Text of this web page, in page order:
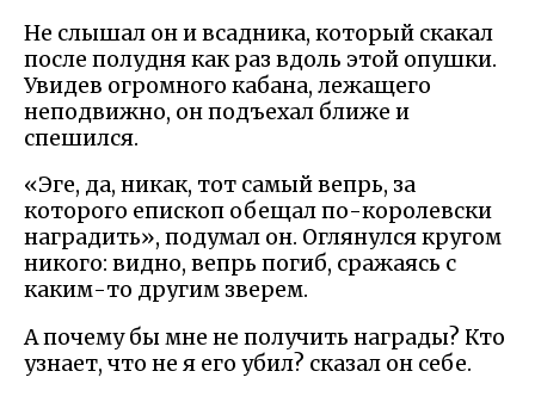
Не слышал он и всадника, который скакал
после полудня как раз вдоль этой опушки.
Увидев огромного кабана, лежащего
неподвижно, он подъехал ближе и
спешился.
«Эге, да, никак, тот самый вепрь, за
которого епископ обещал по-королевски
наградить», подумал он. Оглянулся кругом
никого: видно, вепрь погиб, сражаясь с
каким-то другим зверем.
А почему бы мне не получить награды? Кто
узнает, что не я его убил? сказал он себе.